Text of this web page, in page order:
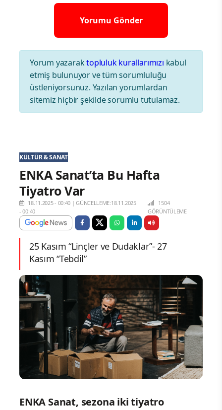
Yorum yazaraktopluluk kurallarımızı kabul
etmiş bulunuyor ve tüm sorumluluğu
üstleniyorsunuz. Yazılan yorumlardan
sitemiz hiçbir şekilde sorumlu tutulamaz.
KÜLTÜR & SANAT
ENKA Sanat’ta Bu Hafta
Tiyatro Var
18.11.2025 - 00:40 |GÜNCELLEME:18.11.2025
- 00:40
1504
GÖRÜNTÜLEME
25 Kasım “Linçler ve Dudaklar”- 27
Kasım “Tebdil”
ENKA Sanat, sezona iki tiyatro